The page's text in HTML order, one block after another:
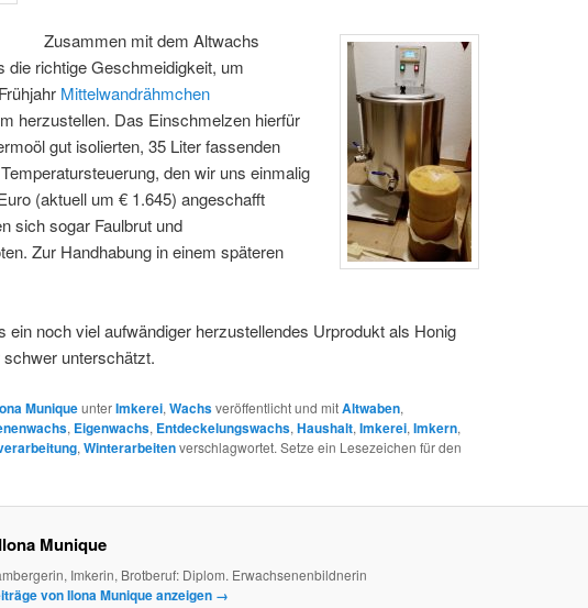
Zusammen mit dem Altwachs
die richtige Geschmeidigkeit, um
Mittelwandrähmchen
herzustellen. Das Einschmelzen hierfür
gut isolierten, 35 Liter fassenden
den wir uns einmalig
(aktuell um € 1.645) angeschafft
sich sogar Faulbrut und
Zur Handhabung in einem späteren
ein noch viel aufwändiger herzustellendes Urprodukt als Honig
unterschätzt.
MuniqueunterImkerei, Wachsveröffentlicht und mitAltwaben,
, Eigenwachs, Entdeckelungswachs, Haushalt, Imkerei, Imkern,
, Winterarbeitenverschlagwortet. Setze ein Lesezeichen für den
Munique
Imkerin, Brotberuf: Diplom. Erwachsenenbildnerin
von Ilona Munique anzeigen →